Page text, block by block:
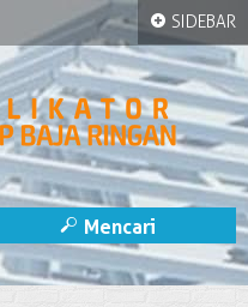
M Mencari
+ SIDEBAR